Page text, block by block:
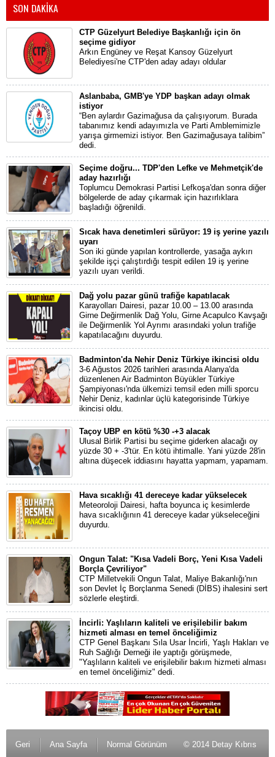
SON DAKİKA
CTP Güzelyurt Belediye Başkanlığı için ön
seçime gidiyor
Arkın Engüney ve Reşat Kansoy Güzelyurt
Belediyesi'ne CTP'den aday adayı oldular
Aslanbaba, GMB'ye YDP başkan adayı olmak
istiyor
“Ben aylardır Gazimağusa da çalışıyorum. Burada
tabanımız kendi adayımızla ve Parti Amblemimizle
yarışa girmemizi istiyor. Ben Gazimağusaya talibim”
dedi.
Seçime doğru... TDP'den Lefke ve Mehmetçik'de
aday hazırlığı
Toplumcu Demokrasi Partisi Lefkoşa'dan sonra diğer
bölgelerde de aday çıkarmak için hazırlıklara
başladığı öğrenildi.
Sıcak hava denetimleri sürüyor: 19 iş yerine yazılı
uyarı
Son iki günde yapılan kontrollerde, yasağa aykırı
şekilde işçi çalıştırdığı tespit edilen 19 iş yerine
yazılı uyarı verildi.
Dağ yolu pazar günü trafiğe kapatılacak
Karayolları Dairesi, pazar 10.00 – 13.00 arasında
Girne Değirmenlik Dağ Yolu, Girne Acapulco Kavşağı
ile Değirmenlik Yol Ayrımı arasındaki yolun trafiğe
kapatılacağını duyurdu.
Badminton'da Nehir Deniz Türkiye ikincisi oldu
3-6 Ağustos 2026 tarihleri arasında Alanya'da
düzenlenen Air Badminton Büyükler Türkiye
Şampiyonası'nda ülkemizi temsil eden milli sporcu
Nehir Deniz, kadınlar üçlü kategorisinde Türkiye
ikincisi oldu.
Taçoy UBP en kötü %30 -+3 alacak
Ulusal Birlik Partisi bu seçime giderken alacağı oy
yüzde 30 + -3'tür. En kötü ihtimalle. Yani yüzde 28'in
altına düşecek iddiasını hayatta yapmam, yapamam.
Hava sıcaklığı 41 dereceye kadar yükselecek
Meteoroloji Dairesi, hafta boyunca iç kesimlerde
hava sıcaklığının 41 dereceye kadar yükseleceğini
duyurdu.
Ongun Talat: "Kısa Vadeli Borç, Yeni Kısa Vadeli
Borçla Çevriliyor"
CTP Milletvekili Ongun Talat, Maliye Bakanlığı'nın
son Devlet İç Borçlanma Senedi (DİBS) ihalesini sert
sözlerle eleştirdi.
İncirli: Yaşlıların kaliteli ve erişilebilir bakım
hizmeti alması en temel önceliğimiz
CTP Genel Başkanı Sıla Usar İncirli, Yaşlı Hakları ve
Ruh Sağlığı Derneği ile yaptığı görüşmede,
"Yaşlıların kaliteli ve erişilebilir bakım hizmeti alması
en temel önceliğimiz" dedi.
Geri Ana Sayfa Normal Görünüm © 2014 Detay Kıbrıs